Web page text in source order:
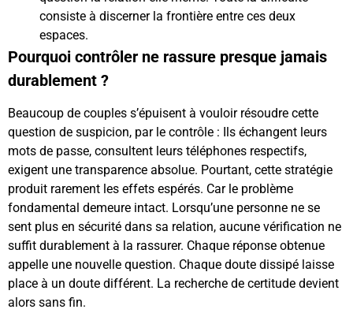
consiste à discerner la frontière entre ces deux
espaces.
Pourquoi contrôler ne rassure presque jamais
durablement ?
Beaucoup de couples s’épuisent à vouloir résoudre cette
question de suspicion, par le contrôle : Ils échangent leurs
mots de passe, consultent leurs téléphones respectifs,
exigent une transparence absolue. Pourtant, cette stratégie
produit rarement les effets espérés. Car le problème
fondamental demeure intact. Lorsqu’une personne ne se
sent plus en sécurité dans sa relation, aucune vérification ne
suffit durablement à la rassurer. Chaque réponse obtenue
appelle une nouvelle question. Chaque doute dissipé laisse
place à un doute différent. La recherche de certitude devient
alors sans fin.